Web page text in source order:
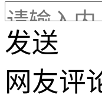
发送
网友评